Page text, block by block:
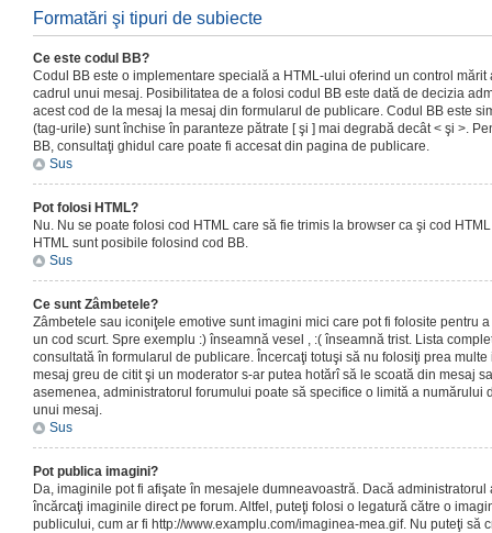
Formatări şi tipuri de subiecte
Ce este codul BB?
Codul BB este o implementare specială a HTML-ului oferind un control
cadrul unui mesaj. Posibilitatea de a folosi codul BB este dată de decizia
acest cod de la mesaj la mesaj din formularul de publicare. Codul BB este
(tag-urile) sunt închise în paranteze pătrate [ şi ] mai degrabă decât < şi >.
BB, consultaţi ghidul care poate fi accesat din pagina de publicare.
Sus
Pot folosi HTML?
Nu. Nu se poate folosi cod HTML care să fie trimis la browser ca şi cod
HTML sunt posibile folosind cod BB.
Sus
Ce sunt Zâmbetele?
Zâmbetele sau iconiţele emotive sunt imagini mici care pot fi folosite pentru
un cod scurt. Spre exemplu :) înseamnă vesel , :( înseamnă trist. Lista
consultată în formularul de publicare. Încercaţi totuşi să nu folosiţi prea
mesaj greu de citit şi un moderator s-ar putea hotărî să le scoată din mesaj
asemenea, administratorul forumului poate să specifice o limită a numărului
unui mesaj.
Sus
Pot publica imagini?
Da, imaginile pot fi afişate în mesajele dumneavoastră. Dacă
încărcaţi imaginile direct pe forum. Altfel, puteţi folosi o legatură către o
publicului, cum ar fi http://www.examplu.com/imaginea-mea.gif. Nu puteţi să